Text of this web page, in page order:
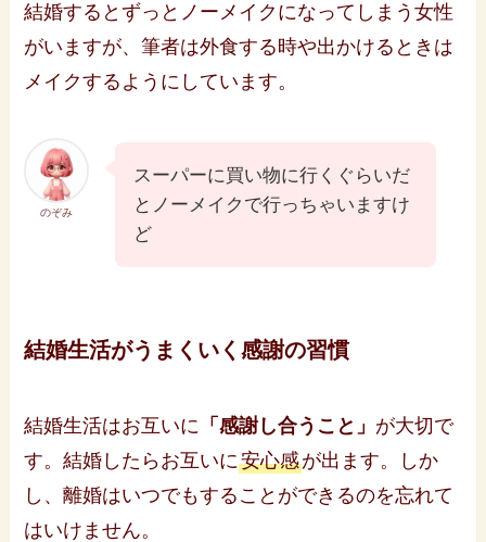
結婚するとずっとノーメイクになってしまう女性
がいますが、筆者は外食する時や出かけるときは
メイクするようにしています。
のぞみ
スーパーに買い物に行くぐらいだ
とノーメイクで行っちゃいますけ
ど
結婚生活がうまくいく感謝の習慣
結婚生活はお互いに 「感謝し合うこと」 が大切で
す。結婚したらお互いに安心感が出ます。しか
し、離婚はいつでもすることができるのを忘れて
はいけません。